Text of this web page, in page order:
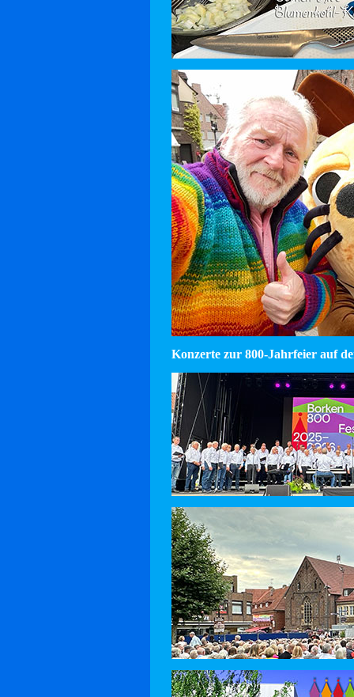
Konzerte zur 800-Jahrfeier auf